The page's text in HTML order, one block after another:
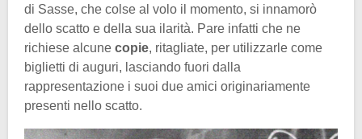
di Sasse, che colse al volo il momento, si innamorò
dello scatto e della sua ilarità. Pare infatti che ne
richiese alcune copie, ritagliate, per utilizzarle come
biglietti di auguri, lasciando fuori dalla
rappresentazione i suoi due amici originariamente
presenti nello scatto.